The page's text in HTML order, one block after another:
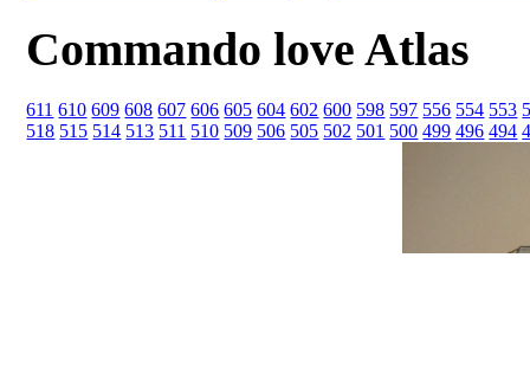
Commando love Atlas
611 610 609 608 607 606 605 604 602 600 598 597 556 554 553
518 515 514 513 511 510 509 506 505 502 501 500 499 496 494